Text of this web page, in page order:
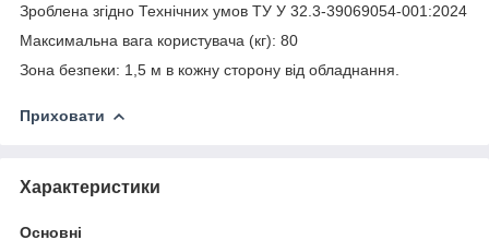
Зроблена згідно Технічних умов ТУ У 32.3-39069054-001:2024
Максимальна вага користувача (кг): 80
Зона безпеки: 1,5 м в кожну сторону від обладнання.
Приховати
Характеристики
Основні